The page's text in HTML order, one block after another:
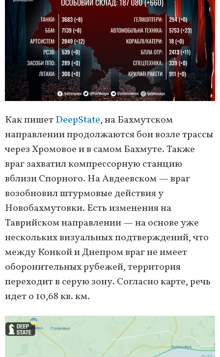
Как пишетDeepState, на Бахмутском
направлении продолжаются бои возле трассы
через Хромовое и в самом Бахмуте. Также
враг захватил компрессорную станцию
вблизи Спорного. На Авдеевском — враг
возобновил штурмовые действия у
Новобахмутовки. Есть изменения на
Таврийском направлении — на основе уже
нескольких визуальных подтверждений, что
между Конкой и Днепром враг не имеет
оборонительных рубежей, территория
переходит в серую зону. Согласно карте, речь
идет о 10,68 кв. км.